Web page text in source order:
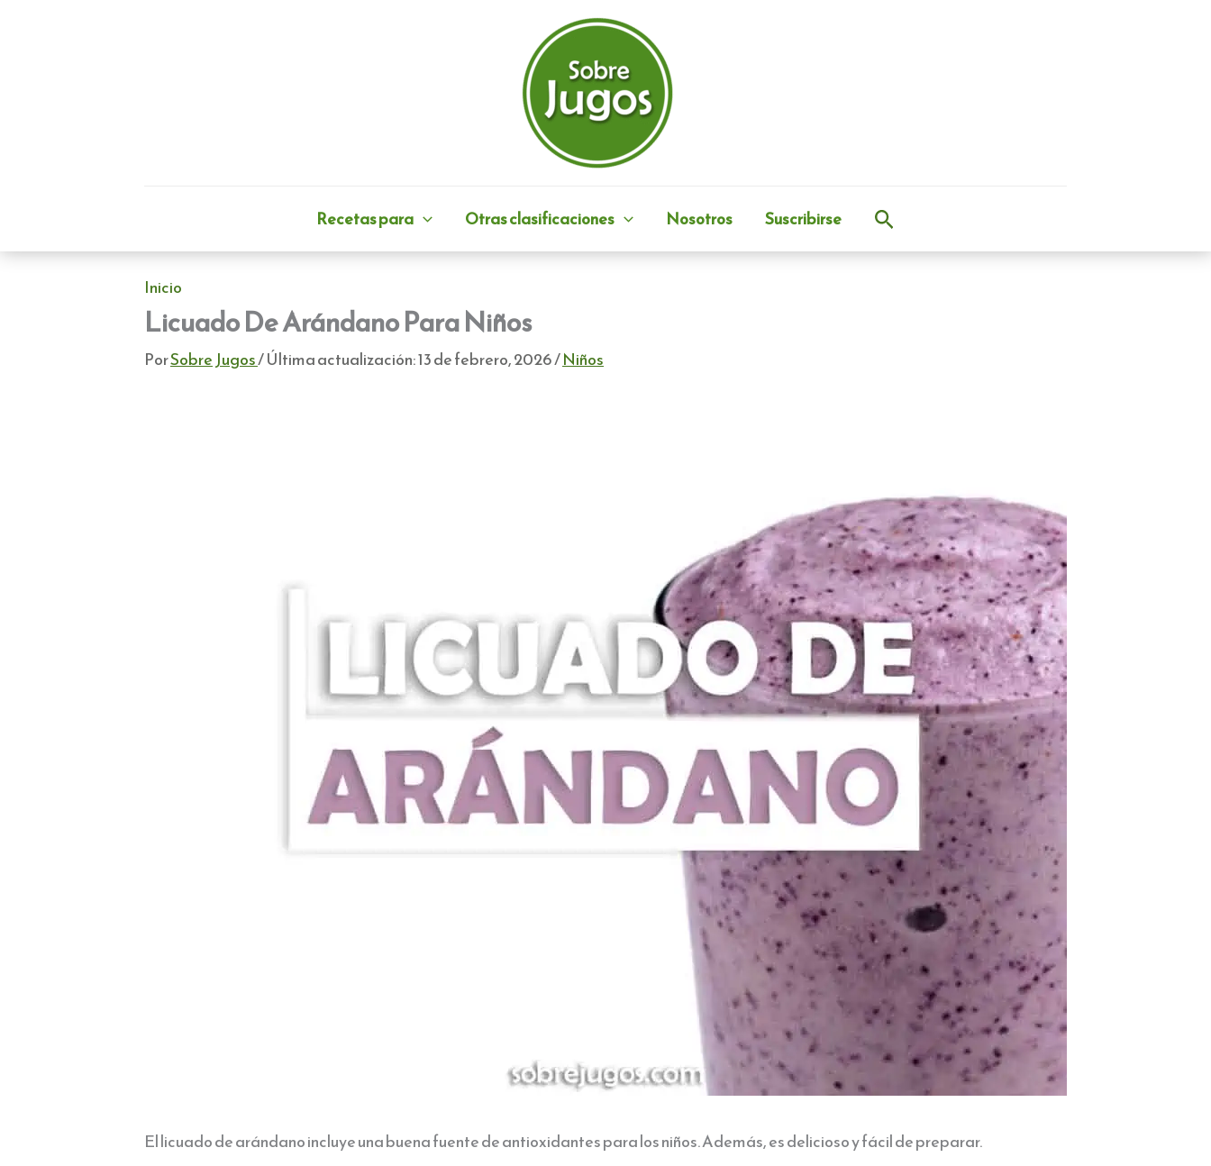
Recetas para Otras clasificaciones Nosotros Suscribirse Buscar
Inicio
Licuado De Arándano Para Niños
PorSobre Jugos/ Última actualización:13 de febrero, 2026/Niños
El licuado de arándano incluye una buena fuente de antioxidantes para los niños. Además, es delicioso y fácil de preparar.